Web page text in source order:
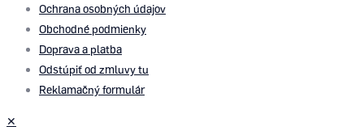
Ochrana osobných údajov
Obchodné podmienky
Doprava a platba
Odstúpiť od zmluvy tu
Reklamačný formulár
✕